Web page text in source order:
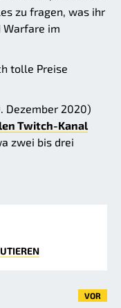
zu fragen, was ihr
Warfare im
tolle Preise
Dezember 2020)
Twitch-Kanal
zwei bis drei
VOR